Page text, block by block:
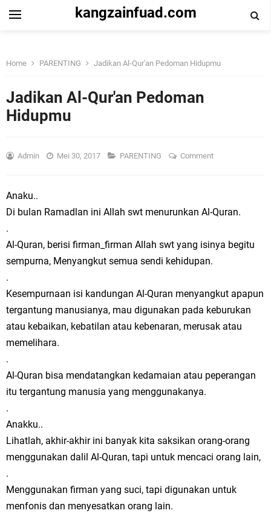
kangzainfuad.com
Home PARENTING Jadikan Al-Qur'an Pedoman Hidupmu
Jadikan Al-Qur'an Pedoman
Hidupmu
Admin Mei 30, 2017 PARENTING Comment
Anaku..
Di bulan Ramadlan ini Allah swt menurunkan Al-Quran.
.
Al-Quran, berisi firman_firman Allah swt yang isinya begitu
sempurna, Menyangkut semua sendi kehidupan.
.
Kesempurnaan isi kandungan Al-Quran menyangkut apapun
tergantung manusianya, mau digunakan pada keburukan
atau kebaikan, kebatilan atau kebenaran, merusak atau
memelihara.
.
Al-Quran bisa mendatangkan kedamaian atau peperangan
itu tergantung manusia yang menggunakanya.
.
Anakku..
Lihatlah, akhir-akhir ini banyak kita saksikan orang-orang
menggunakan dalil Al-Quran, tapi untuk mencaci orang lain,
.
Menggunakan firman yang suci, tapi digunakan untuk
menfonis dan menyesatkan orang lain.